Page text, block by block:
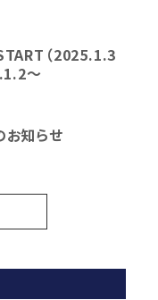
（2025.1.3
～
お知らせ